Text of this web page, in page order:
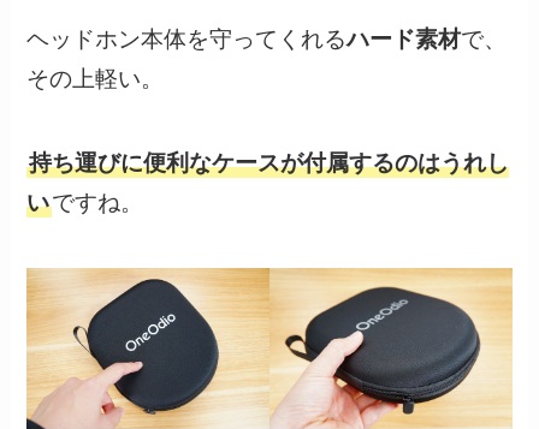
ヘッドホン本体を守ってくれるハード素材で、
その上軽い。
持ち運びに便利なケースが付属するのはうれし
いですね。